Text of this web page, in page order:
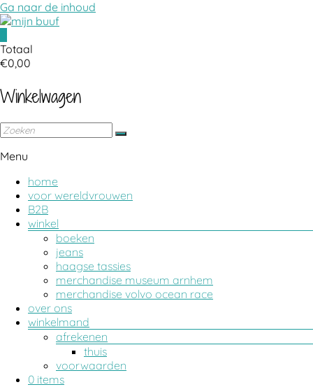
Ga naar de inhoud
mijn buuf
atelier voor wereldvrouwen
Totaal
€0,00
Winkelwagen
Menu
home
voor wereldvrouwen
B2B
winkel
boeken
jeans
haagse tassies
merchandise museum arnhem
merchandise volvo ocean race
over ons
winkelmand
afrekenen
thuis
voorwaarden
0 items